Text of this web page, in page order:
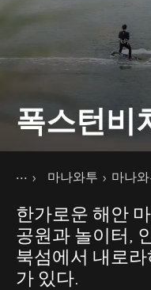
폭스턴비
현재 페이지
홈
마나와투 마나
한가로운 해안
공원과 놀이터,
북섬에서 내로
가 있다.